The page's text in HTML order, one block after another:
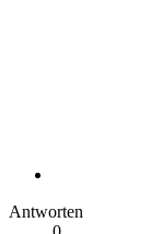
Antworten